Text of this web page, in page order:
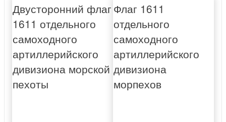
Двусторонний флаг
1611 отдельного
самоходного
артиллерийского
дивизиона морской
пехоты
Флаг 1611
отдельного
самоходного
артиллерийского
дивизиона
морпехов